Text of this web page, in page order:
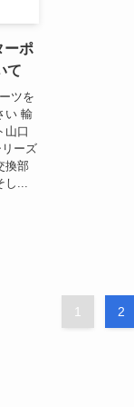
ーポ
て
ツを
い 輸
山口
ーズ
換部
...
1 2